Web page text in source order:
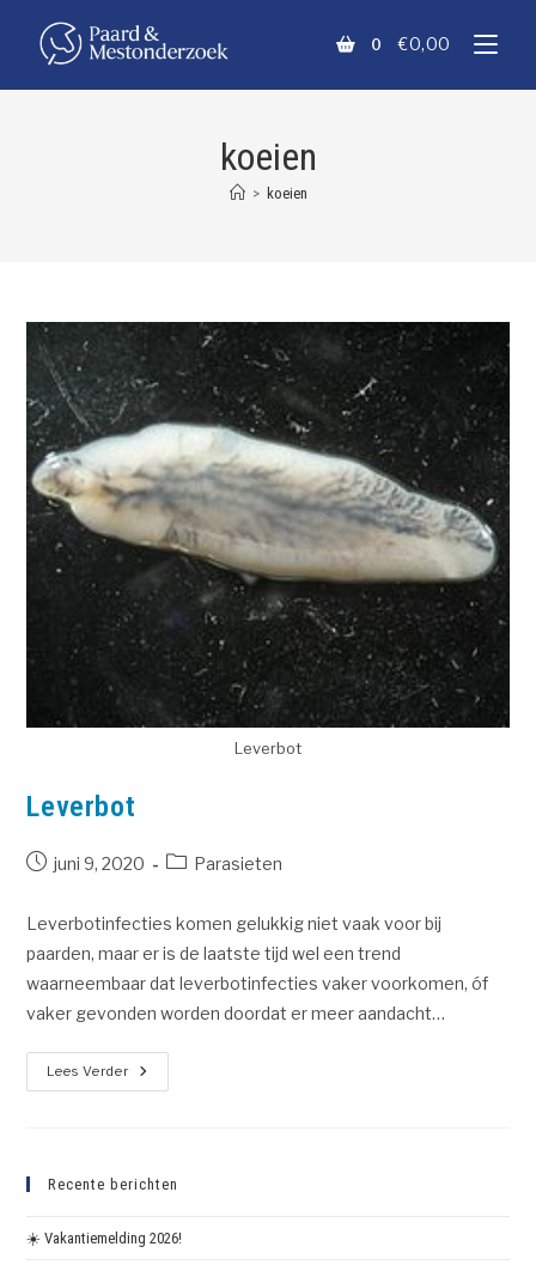
0 €0,00
koeien
> koeien
Leverbot
Leverbot
juni 9, 2020 Parasieten
Leverbotinfecties komen gelukkig niet vaak voor bij
paarden, maar er is de laatste tijd wel een trend
waarneembaar dat leverbotinfecties vaker voorkomen, óf
vaker gevonden worden doordat er meer aandacht…
Lees Verder
Recente berichten
☀️ Vakantiemelding 2026!